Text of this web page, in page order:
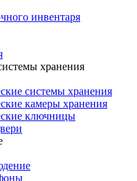
инвентаря
хранения
системы хранения
камеры хранения
ключницы